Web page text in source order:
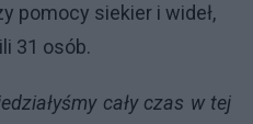
pomocy siekier i wideł,
31 osób.
cały czas w tej